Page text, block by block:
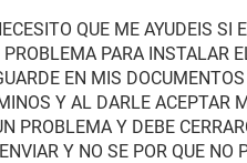
QUE ME AYUDEIS SI
PARA INSTALAR
EN MIS
Y AL DARLE ACEPTAR
PROBLEMA Y DEBE
Y NO SE POR QUE NO